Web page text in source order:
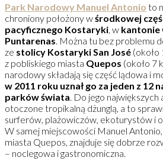
Park Narodowy Manuel Antonio to
chroniony położony wśrodkowej
pacyficznego Kostaryki , w kantonie
Puntarenas . Można tu bez problemu
ze stolicy Kostaryki San José (około
z pobliskiego miasta Quepos (około 7
narodowy składają się część lądowa i
w 2011 roku uznał go za jeden z 12
parków świata . Do jego
otoczone tropikalną dżunglą, a to
surferów, plażowiczów, ekoturystów i
W samej miejscowości Manuel
miasta Quepos, znajduje się dobrze
– noclegowa i gastronomiczna.